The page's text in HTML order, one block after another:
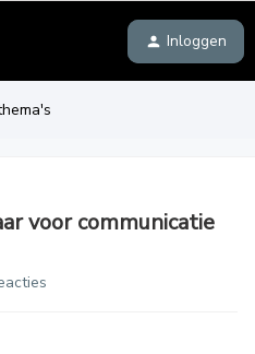
Inloggen
voor communicatie